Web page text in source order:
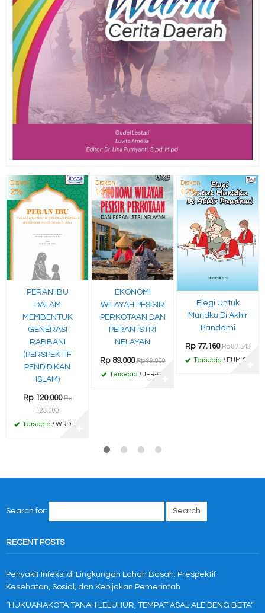
Diskon
2%
PERAN IBU
DALAM
MEMBENTUK
GENERASI
RABBANI
(PERSPEKTIF
PENDIDIKAN
ISLAM)
Rp 120.000 Rp
123.000
Tersedia / WRD-76
Diskon
10%
EKONOMI
WILAYAH PESISIR
PERKOTAAN DAN
PERAN ISTRI
NELAYAN
Rp 89.000 Rp 99.000
Tersedia / JFR-92
Diskon
12%
Elegi Untuk
Muridku Di Akhir
Pandemi
Rp 77.160 Rp 87.543
Tersedia / EUM-85
Search for:
RECENT POSTS
Penyakit Infeksi di Lingkungan Lahan Basah: Prespektif
Kesehatan, Sosial, dan Kebijakan Pemerintah
“HUKUANAKOTA TANAH LELUHUR, TEMPAT ASAL ALE DENG BETA”